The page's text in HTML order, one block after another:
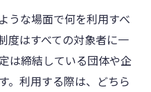
うな場面で何を利用すべ
度はすべての対象者に一
は締結している団体や企
。利用する際は、どちら